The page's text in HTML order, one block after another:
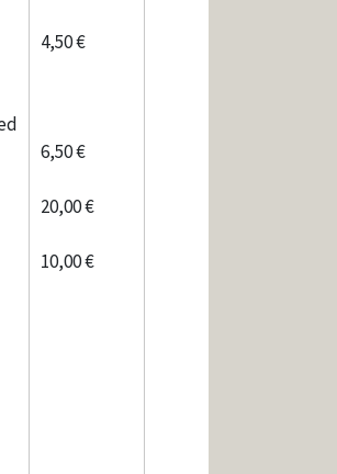
4,50 €
6,50 €
20,00 €
10,00 €